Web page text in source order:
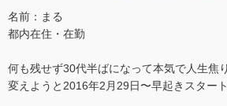
名前：まる
都内在住・在勤
何も残せず30代半ばになって本気で人生焦
変えようと2016年2月29日〜早起きスタート